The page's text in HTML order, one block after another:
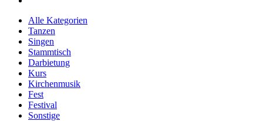
Alle Kategorien
Tanzen
Singen
Stammtisch
Darbietung
Kurs
Kirchenmusik
Fest
Festival
Sonstige